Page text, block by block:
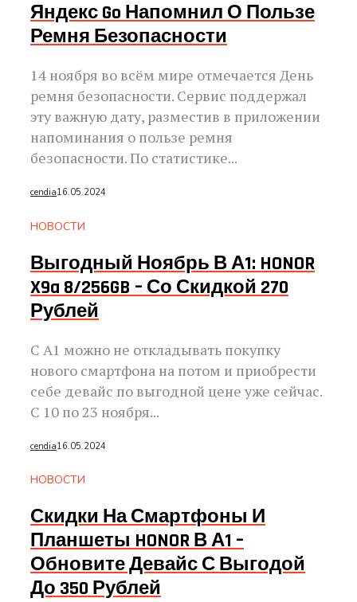
Яндекс Go Напомнил О Пользе
Ремня Безопасности
14 ноября во всём мире отмечается День
ремня безопасности. Сервис поддержал
эту важную дату, разместив в приложении
напоминания о пользе ремня
безопасности. По статистике...
cendia16.05.2024
НОВОСТИ
Выгодный Ноябрь В А1: HONOR
X9a 8/256GB – Со Скидкой 270
Рублей
С А1 можно не откладывать покупку
нового смартфона на потом и приобрести
себе девайс по выгодной цене уже сейчас.
С 10 по 23 ноября...
cendia16.05.2024
НОВОСТИ
Скидки На Смартфоны И
Планшеты HONOR В А1 –
Обновите Девайс С Выгодой
До 350 Рублей